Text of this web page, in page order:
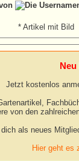
* Artikel mit Bild
Jetzt kostenlos
von den
als neues
Hier geht es